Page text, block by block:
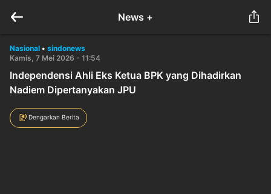
News +
Nasional • sindonews
Kamis, 7 Mei 2026 - 11:54
Independensi Ahli Eks Ketua BPK yang Dihadirkan
Nadiem Dipertanyakan JPU
Dengarkan Berita